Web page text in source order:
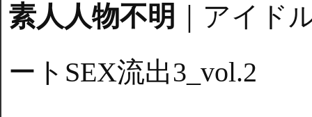
素人人物不明
｜アイド
ートSEX流出3_vol.2